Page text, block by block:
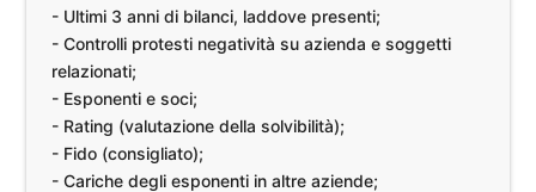
- Ultimi 3 anni di bilanci, laddove presenti;
- Controlli protesti negatività su azienda e soggetti
relazionati;
- Esponenti e soci;
- Rating (valutazione della solvibilità);
- Fido (consigliato);
- Cariche degli esponenti in altre aziende;